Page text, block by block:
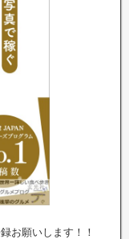
お願いします！！